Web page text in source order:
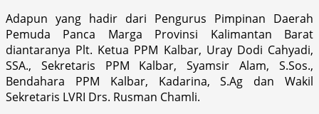
Adapun yang hadir dari Pengurus Pimpinan Daerah
Pemuda Panca Marga Provinsi Kalimantan Barat
diantaranya Plt. Ketua PPM Kalbar, Uray Dodi Cahyadi,
SSA., Sekretaris PPM Kalbar, Syamsir Alam, S.Sos.,
Bendahara PPM Kalbar, Kadarina, S.Ag dan Wakil
Sekretaris LVRI Drs. Rusman Chamli.